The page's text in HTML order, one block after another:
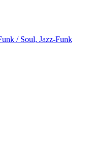
/ Soul, Jazz-Funk